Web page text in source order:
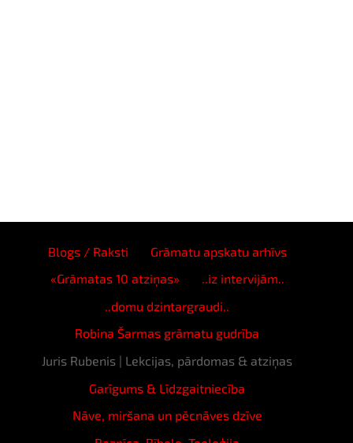
Blogs / Raksti
Grāmatu apskatu arhīvs
«Grāmatas 10 atziņas»
..iz intervijām..
..domu dzintargraudi..
Robina Šarmas grāmatu gudrība
Juris Rubenis | Lekcijas, pārdomas & atziņas
Garīgums & Līdzgaitniecība
Nāve, miršana un pēcnāves dzīve